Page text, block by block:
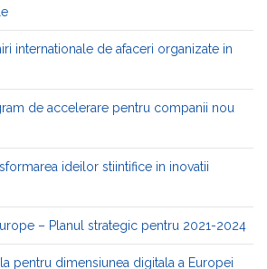
internationale de afaceri organizate in
de accelerare pentru companii nou
ideilor stiintifice in inovatii
– Planul strategic pentru 2021-2024
pentru dimensiunea digitala a Europei